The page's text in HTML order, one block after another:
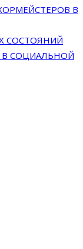
В
СОСТОЯНИЙ
СОЦИАЛЬНОЙ